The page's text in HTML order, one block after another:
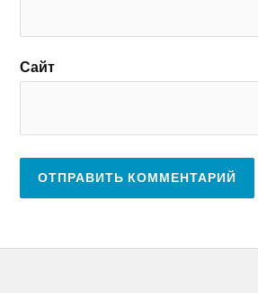
Сайт